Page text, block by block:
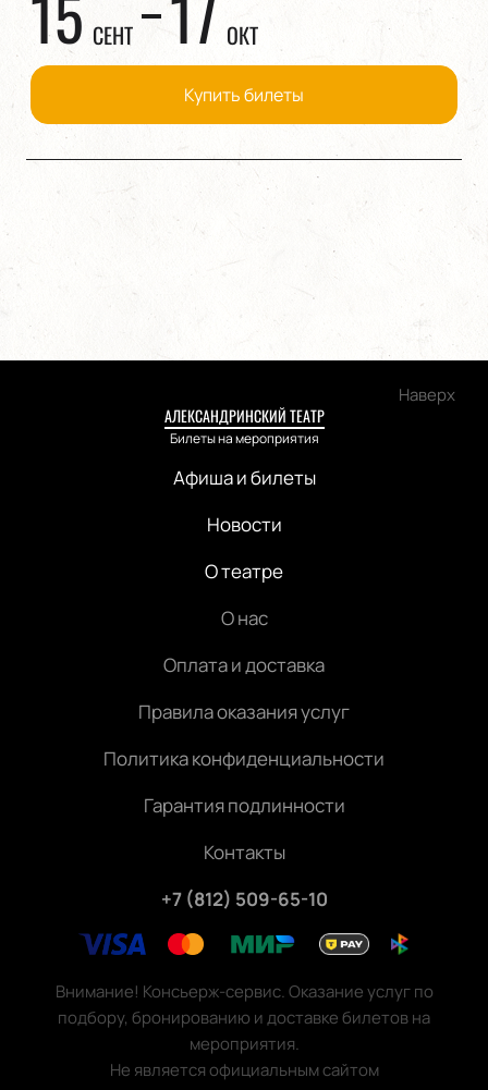
СЕНТ ОКТ
Купить билеты
Наверх
АЛЕКСАНДРИНСКИЙ ТЕАТР
Билеты на мероприятия
Афиша и билеты
Новости
О театре
О нас
Оплата и доставка
Правила оказания услуг
Политика конфиденциальности
Гарантия подлинности
Контакты
+7 (812) 509-65-10
Внимание! Консьерж-сервис. Оказание услуг по
подбору, бронированию и доставке билетов на
мероприятия.
Не является официальным сайтом